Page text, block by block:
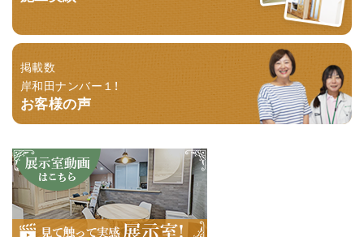
掲載数
岸和田ナンバー１！
お客様の声